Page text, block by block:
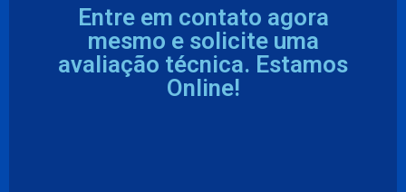
Entre em contato agora
mesmo e solicite uma
avaliação técnica. Estamos
Online!